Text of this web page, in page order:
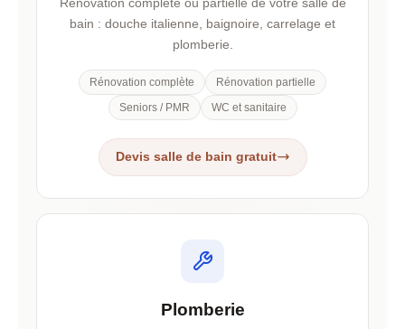
bain : douche italienne, baignoire, carrelage et
plomberie.
Rénovation complète Rénovation partielle
Seniors / PMR WC et sanitaire
Devis salle de bain gratuit
Plomberie